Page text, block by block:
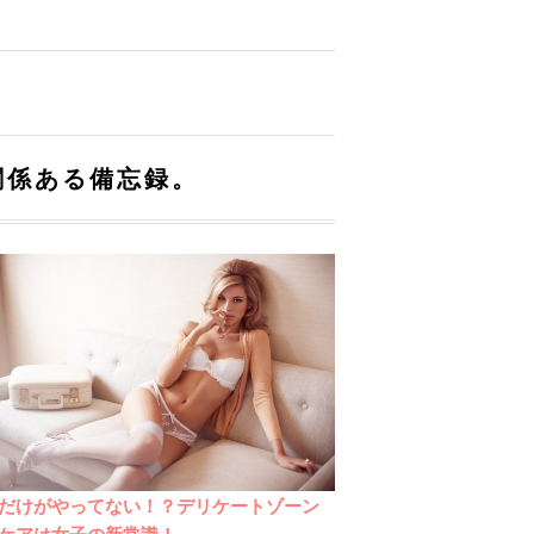
ある備忘録。
けがやってない！？デリケートゾーン